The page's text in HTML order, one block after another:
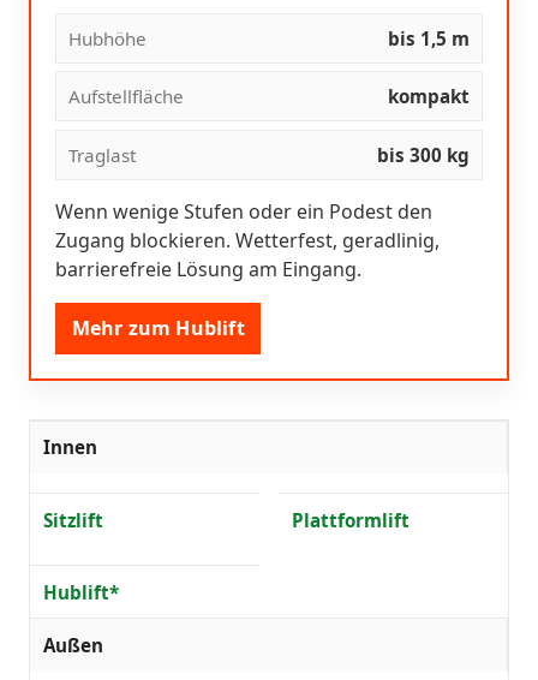
Hubhöhe bis 1,5 m
Aufstellfläche kompakt
Traglast bis 300 kg
Wenn wenige Stufen oder ein Podest den
Zugang blockieren. Wetterfest, geradlinig,
barrierefreie Lösung am Eingang.
Mehr zum Hublift
Innen
Sitzlift Plattformlift
Hublift*
Außen